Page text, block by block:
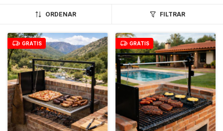
ORDENAR FILTRAR
GRATIS GRATIS